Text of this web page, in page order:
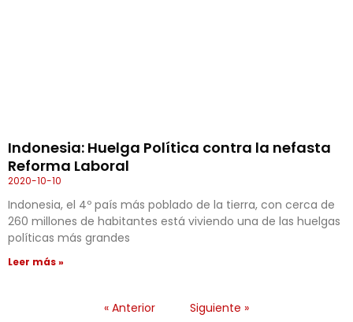
Indonesia: Huelga Política contra la nefasta
Reforma Laboral
2020-10-10
Indonesia, el 4º país más poblado de la tierra, con cerca de
260 millones de habitantes está viviendo una de las huelgas
políticas más grandes
Leer más »
« Anterior Siguiente »